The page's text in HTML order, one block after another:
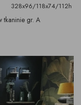
328x96/118x74/112h
tkaninie gr. A